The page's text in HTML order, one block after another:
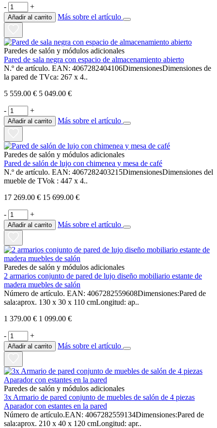
- +
Añadir al carrito Más sobre el artículo
Paredes de salón y módulos adicionales
Pared de sala negra con espacio de almacenamiento abierto
N.º de artículo. EAN: 4067282404106DimensionesDimensiones de
la pared de TVca: 267 x 4..
5 559.00 € 5 049.00 €
- +
Añadir al carrito Más sobre el artículo
Paredes de salón y módulos adicionales
Pared de salón de lujo con chimenea y mesa de café
N.º de artículo. EAN: 4067282403215DimensionesDimensiones del
mueble de TVok : 447 x 4..
17 269.00 € 15 699.00 €
- +
Añadir al carrito Más sobre el artículo
Paredes de salón y módulos adicionales
2 armarios conjunto de pared de lujo diseño mobiliario estante de
madera muebles de salón
Número de artículo. EAN: 4067282559608Dimensiones:Pared de
sala:aprox. 130 x 30 x 110 cmLongitud: ap..
1 379.00 € 1 099.00 €
- +
Añadir al carrito Más sobre el artículo
Paredes de salón y módulos adicionales
3x Armario de pared conjunto de muebles de salón de 4 piezas
Aparador con estantes en la pared
Número de artículo.EAN: 4067282559134Dimensiones:Pared de
sala:aprox. 210 x 40 x 120 cmLongitud: apr..